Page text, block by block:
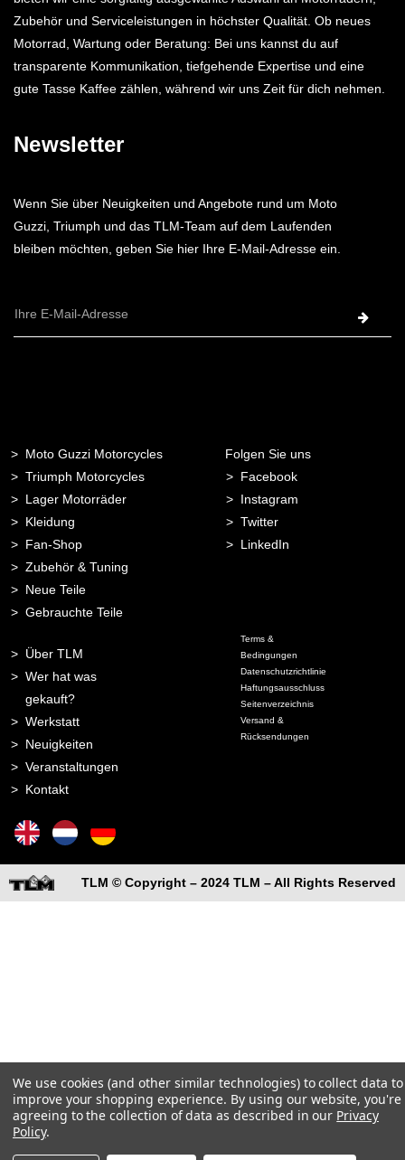
Zubehör und Serviceleistungen in höchster Qualität. Ob neues
Motorrad, Wartung oder Beratung: Bei uns kannst du auf
transparente Kommunikation, tiefgehende Expertise und eine
gute Tasse Kaffee zählen, während wir uns Zeit für dich nehmen.
Newsletter
Wenn Sie über Neuigkeiten und Angebote rund um Moto
Guzzi, Triumph und das TLM-Team auf dem Laufenden
bleiben möchten, geben Sie hier Ihre E-Mail-Adresse ein.
E-
Moto Guzzi Motorcycles
Triumph Motorcycles
Lager Motorräder
Kleidung
Fan-Shop
Zubehör & Tuning
Neue Teile
Gebrauchte Teile
Über TLM
Wer hat was
gekauft?
Werkstatt
Neuigkeiten
Veranstaltungen
Kontakt
Folgen Sie uns
Facebook
Instagram
Twitter
LinkedIn
Terms &
Bedingungen
Datenschutzrichtlinie
Haftungsausschluss
Seitenverzeichnis
Versand &
Rücksendungen
TLM © Copyright – 2024 TLM – All Rights Reserved
We use cookies (and other similar technologies) to collect data to
improve your shopping experience. By using our website, you're
agreeing to the collection of data as described in our Privacy
Policy.